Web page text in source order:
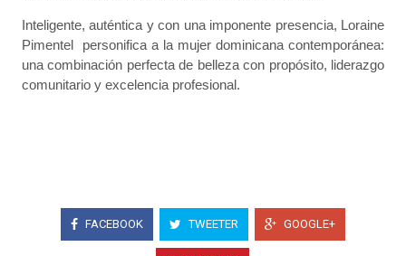
Inteligente, auténtica y con una imponente presencia, Loraine
Pimentel personifica a la mujer dominicana contemporánea:
una combinación perfecta de belleza con propósito, liderazgo
comunitario y excelencia profesional.
FACEBOOK TWEETER GOOGLE+